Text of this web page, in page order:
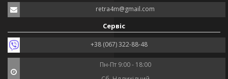
retra4m@gmail.com
Сервіс
+38 (067) 322-88-48
Пн-Пт 9:00 - 18:00